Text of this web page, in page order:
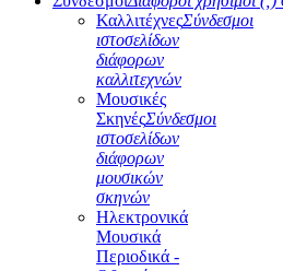
ΚαλλιτέχνεςΣύνδεσμοι
ιστοσελίδων
διάφορων
καλλιτεχνών
Μουσικές
ΣκηνέςΣύνδεσμοι
ιστοσελίδων
διάφορων
μουσικών
σκηνών
Ηλεκτρονικά
Μουσικά
Περιοδικά -